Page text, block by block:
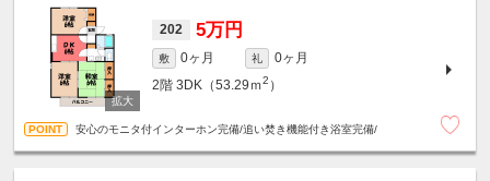
202 5万円
敷 0ヶ月 礼
0ヶ月
2階 3DK（53.29ｍ2 ）
安心のモニタ付インターホン完備/追い焚き機能付き浴室完備/